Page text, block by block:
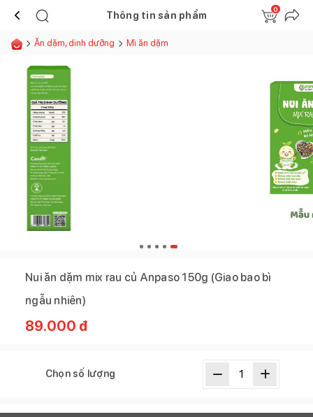
Thông tin sản phẩm
0
Ăn dặm, dinh dưỡng Mì ăn dặm
Nui ăn dặm mix rau củ Anpaso 150g (Giao bao bì
ngẫu nhiên)
89.000 đ
Chọn số lượng